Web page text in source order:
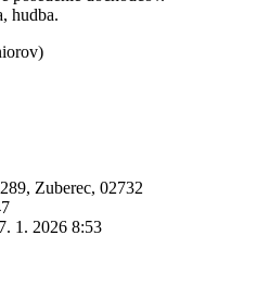
hudba.
Zuberec, 02732
1. 2026 8:53